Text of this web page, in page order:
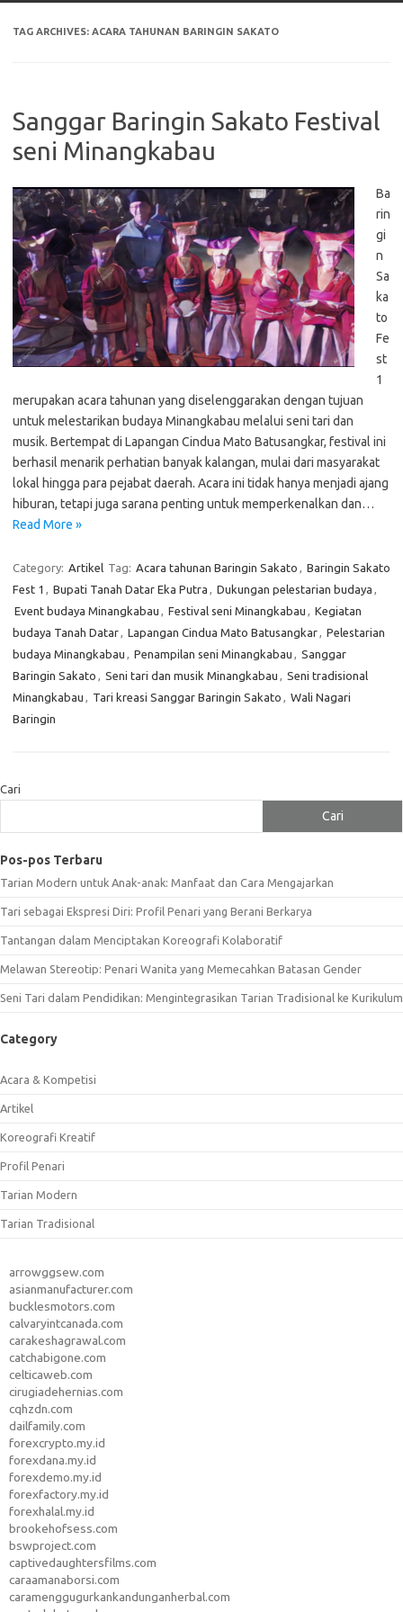
TAG ARCHIVES: ACARA TAHUNAN BARINGIN SAKATO
Sanggar Baringin Sakato Festival
seni Minangkabau
Ba
rin
gi
n
Sa
ka
to
Fe
st
1
merupakan acara tahunan yang diselenggarakan dengan tujuan
untuk melestarikan budaya Minangkabau melalui seni tari dan
musik. Bertempat di Lapangan Cindua Mato Batusangkar, festival ini
berhasil menarik perhatian banyak kalangan, mulai dari masyarakat
lokal hingga para pejabat daerah. Acara ini tidak hanya menjadi ajang
hiburan, tetapi juga sarana penting untuk memperkenalkan dan…
Read More »
Category: Artikel Tag: Acara tahunan Baringin Sakato , Baringin Sakato
Fest 1 , Bupati Tanah Datar Eka Putra , Dukungan pelestarian budaya ,
Event budaya Minangkabau , Festival seni Minangkabau , Kegiatan
budaya Tanah Datar, Lapangan Cindua Mato Batusangkar, Pelestarian
budaya Minangkabau , Penampilan seni Minangkabau , Sanggar
Baringin Sakato , Seni tari dan musik Minangkabau , Seni tradisional
Minangkabau , Tari kreasi Sanggar Baringin Sakato , Wali Nagari
Baringin
Cari
Cari
Pos-pos Terbaru
Tarian Modern untuk Anak-anak: Manfaat dan Cara Mengajarkan
Tari sebagai Ekspresi Diri: Profil Penari yang Berani Berkarya
Tantangan dalam Menciptakan Koreografi Kolaboratif
Melawan Stereotip: Penari Wanita yang Memecahkan Batasan Gender
Seni Tari dalam Pendidikan: Mengintegrasikan Tarian Tradisional ke Kurikulum
Category
Acara & Kompetisi
Artikel
Koreografi Kreatif
Profil Penari
Tarian Modern
Tarian Tradisional
arrowggsew.com
asianmanufacturer.com
bucklesmotors.com
calvaryintcanada.com
carakeshagrawal.com
catchabigone.com
celticaweb.com
cirugiadehernias.com
cqhzdn.com
dailfamily.com
forexcrypto.my.id
forexdana.my.id
forexdemo.my.id
forexfactory.my.id
forexhalal.my.id
brookehofsess.com
bswproject.com
captivedaughtersfilms.com
caraamanaborsi.com
caramenggugurkankandunganherbal.com